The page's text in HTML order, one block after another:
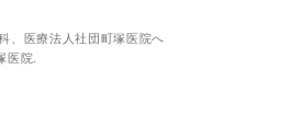
、医療法人社団町塚医院へ
医院.